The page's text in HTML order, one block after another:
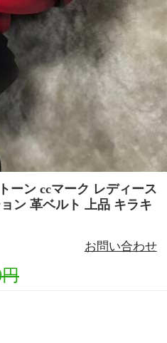
ーン ccマーク レディース
ン 革ベルト 上品 キラキ
お問い合わせ
円